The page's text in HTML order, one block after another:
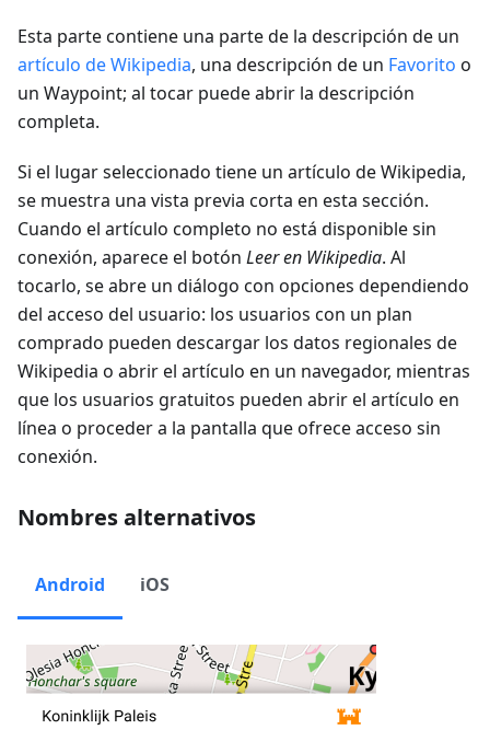
Esta parte contiene una parte de la descripción de un
artículo de Wikipedia, una descripción de un Favorito o
un Waypoint; al tocar puede abrir la descripción
completa.
Si el lugar seleccionado tiene un artículo de Wikipedia,
se muestra una vista previa corta en esta sección.
Cuando el artículo completo no está disponible sin
conexión, aparece el botón Leer en Wikipedia. Al
tocarlo, se abre un diálogo con opciones dependiendo
del acceso del usuario: los usuarios con un plan
comprado pueden descargar los datos regionales de
Wikipedia o abrir el artículo en un navegador, mientras
que los usuarios gratuitos pueden abrir el artículo en
línea o proceder a la pantalla que ofrece acceso sin
conexión.
Nombres alternativos
Android iOS